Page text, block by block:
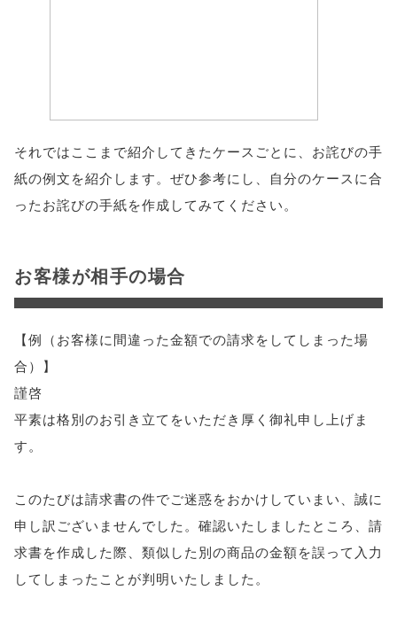
それではここまで紹介してきたケースごとに、お詫びの手
紙の例文を紹介します。ぜひ参考にし、自分のケースに合
ったお詫びの手紙を作成してみてください。
お客様が相手の場合
【例（お客様に間違った金額での請求をしてしまった場
合）】
謹啓
平素は格別のお引き立てをいただき厚く御礼申し上げま
す。
このたびは請求書の件でご迷惑をおかけしていまい、誠に
申し訳ございませんでした。確認いたしましたところ、請
求書を作成した際、類似した別の商品の金額を誤って入力
してしまったことが判明いたしました。